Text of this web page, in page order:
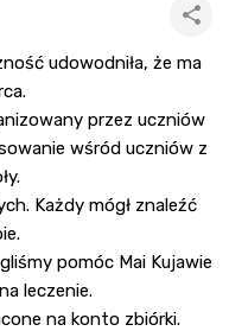
udowodniła, że ma
przez uczniów
wśród uczniów z
Każdy mógł znaleźć
pomóc Mai Kujawie
leczenie.
na konto zbiórki.